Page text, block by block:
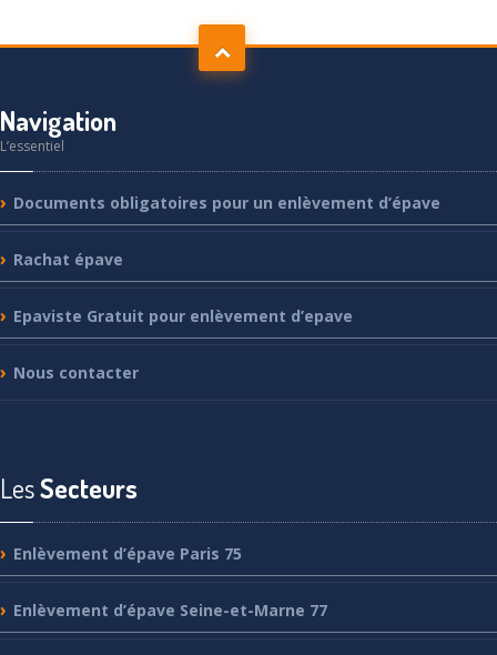
Navigation
L’essentiel
Documents obligatoires pour un enlèvement d’épave
Rachat épave
Epaviste Gratuit pour enlèvement d’epave
Nous contacter
LesSecteurs
Enlèvement d’épave Paris 75
Enlèvement d’épave Seine-et-Marne 77